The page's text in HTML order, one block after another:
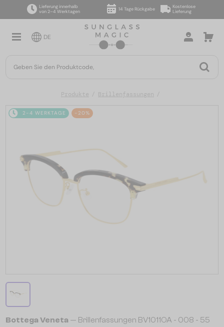
Lieferung innerhalb
von 2–4 Werktagen
14 Tage Rückgabe
Kostenlose
Lieferung
DE
Produkte Brillenfassungen
2-4 WERKTAGE -20%
Bottega Veneta — Brillenfassungen BV1011OA - 008 - 55